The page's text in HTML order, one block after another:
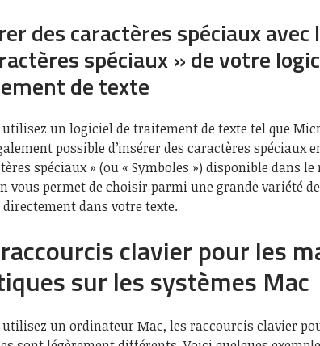
des caractères spéciaux
spéciaux » de votre
de texte
utilisez un logiciel de traitement de texte tel que
possible d’insérer des caractères
spéciaux » (ou « Symboles ») disponible dans
vous permet de choisir parmi une grande variété
dans votre texte.
clavier pour les
sur les systèmes Mac
utilisez un ordinateur Mac, les raccourcis clavier